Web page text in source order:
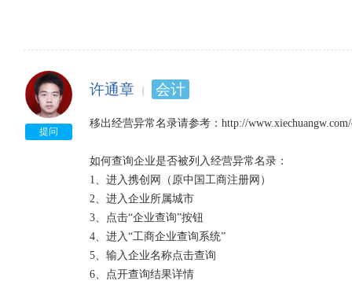
提问
许通章 会计
移出经营异常名录请参考：http://www.xiechuangw.com/
如何查询企业是否被列入经营异常名录：
1、进入携创网（原中国工商注册网）
2、进入企业所属城市
3、点击“企业查询”按钮
4、进入“工商企业查询系统”
5、输入企业名称点击查询
6、点开查询结果详情